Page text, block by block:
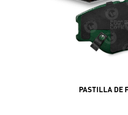
PASTILLA DE